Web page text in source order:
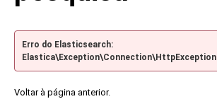
Erro do Elasticsearch:
Elastica\Exception\Connection\HttpException
Voltar à página anterior.